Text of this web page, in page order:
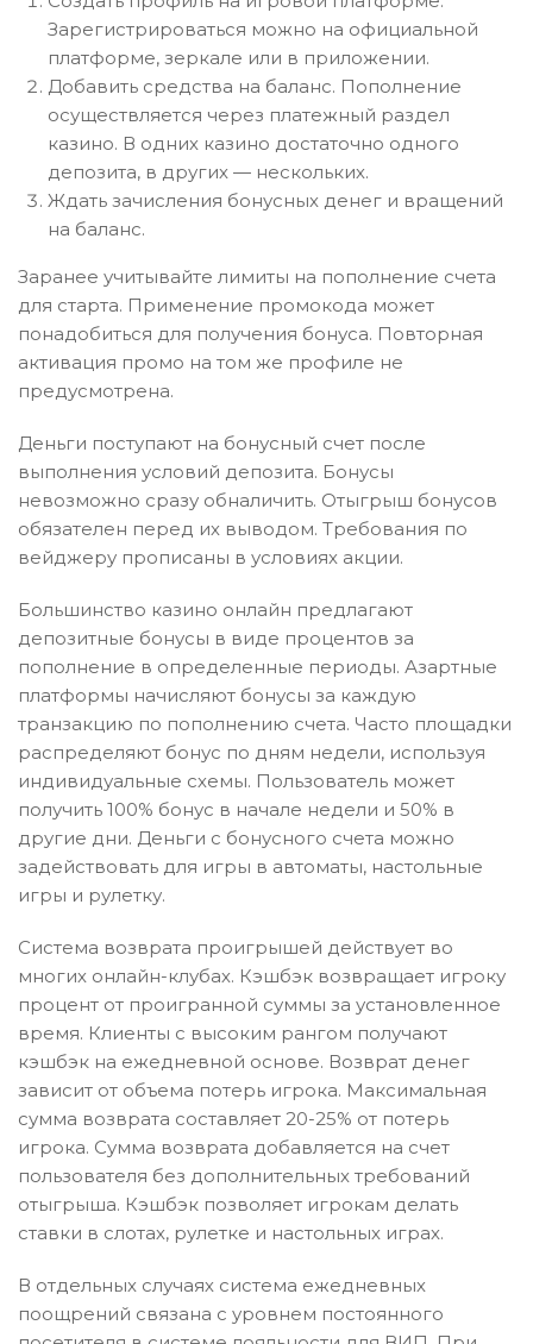
Зарегистрироваться можно на официальной
платформе, зеркале или в приложении.
Добавить средства на баланс. Пополнение
осуществляется через платежный раздел
казино. В одних казино достаточно одного
депозита, в других — нескольких.
Ждать зачисления бонусных денег и вращений
на баланс.
Заранее учитывайте лимиты на пополнение счета
для старта. Применение промокода может
понадобиться для получения бонуса. Повторная
активация промо на том же профиле не
предусмотрена.
Деньги поступают на бонусный счет после
выполнения условий депозита. Бонусы
невозможно сразу обналичить. Отыгрыш бонусов
обязателен перед их выводом. Требования по
вейджеру прописаны в условиях акции.
Большинство казино онлайн предлагают
депозитные бонусы в виде процентов за
пополнение в определенные периоды. Азартные
платформы начисляют бонусы за каждую
транзакцию по пополнению счета. Часто площадки
распределяют бонус по дням недели, используя
индивидуальные схемы. Пользователь может
получить 100% бонус в начале недели и 50% в
другие дни. Деньги с бонусного счета можно
задействовать для игры в автоматы, настольные
игры и рулетку.
Система возврата проигрышей действует во
многих онлайн-клубах. Кэшбэк возвращает игроку
процент от проигранной суммы за установленное
время. Клиенты с высоким рангом получают
кэшбэк на ежедневной основе. Возврат денег
зависит от объема потерь игрока. Максимальная
сумма возврата составляет 20-25% от потерь
игрока. Сумма возврата добавляется на счет
пользователя без дополнительных требований
отыгрыша. Кэшбэк позволяет игрокам делать
ставки в слотах, рулетке и настольных играх.
В отдельных случаях система ежедневных
поощрений связана с уровнем постоянного